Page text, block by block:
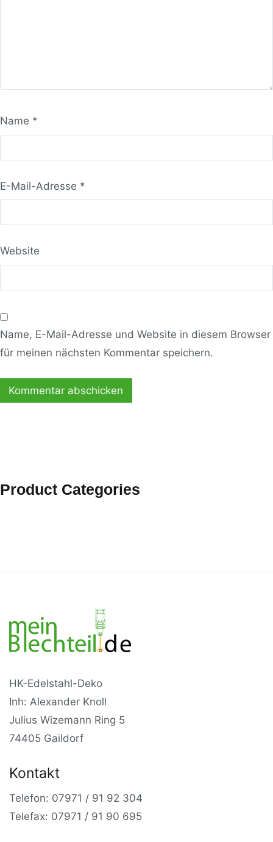
Name *
E-Mail-Adresse *
Website
Name, E-Mail-Adresse und Website in diesem Browser
für meinen nächsten Kommentar speichern.
Product Categories
HK-Edelstahl-Deko
Inh: Alexander Knoll
Julius Wizemann Ring 5
74405 Gaildorf
Kontakt
Telefon: 07971 / 91 92 304
Telefax: 07971 / 91 90 695